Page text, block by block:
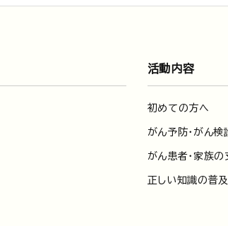
活動内容
初めての方へ
がん予防・がん検
がん患者・家族の
正しい知識の普